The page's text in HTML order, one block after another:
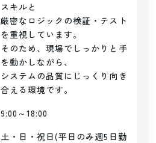
スキルと
厳密なロジックの検証・テスト
を重視しています。
そのため、現場でしっかりと手
を動かしながら、
システムの品質にじっくり向き
合える環境です。
9:00～18:00
土・日・祝日(平日のみ週5日勤